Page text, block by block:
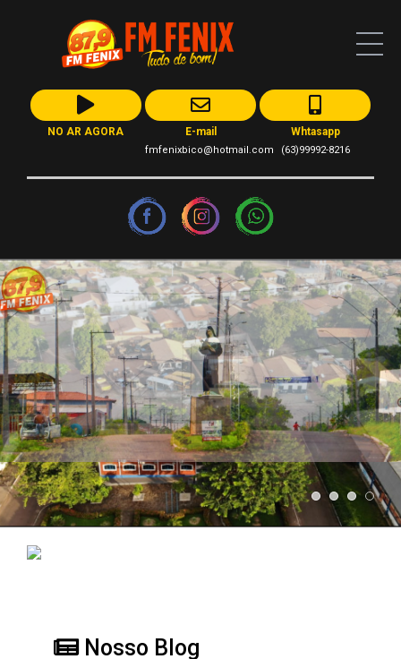
NO AR AGORA E-mail
fmfenixbico@hotmail.com
Whtasapp
(63)99992-8216
Nosso Blog